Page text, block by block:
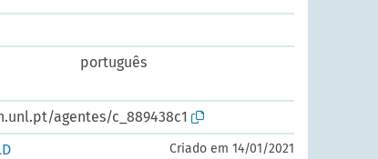
português
agentes/c_889438c1
Criado em 14/01/2021